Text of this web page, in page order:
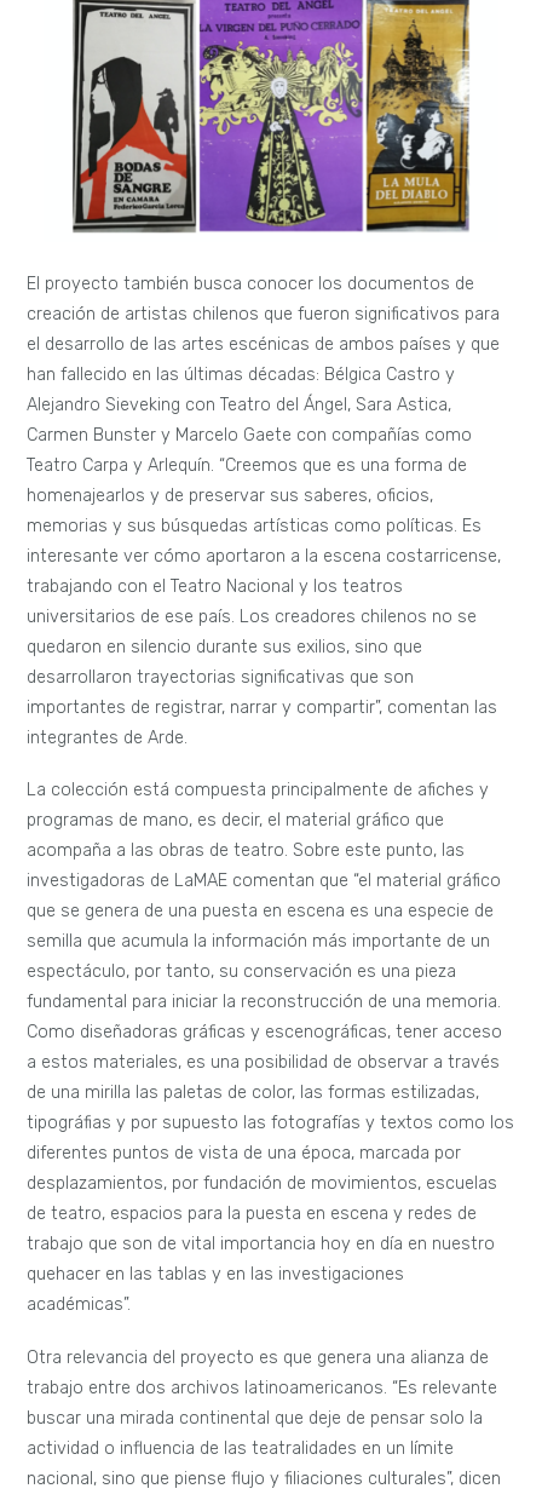
El proyecto también busca conocer los documentos de
creación de artistas chilenos que fueron significativos para
el desarrollo de las artes escénicas de ambos países y que
han fallecido en las últimas décadas: Bélgica Castro y
Alejandro Sieveking con Teatro del Ángel, Sara Astica,
Carmen Bunster y Marcelo Gaete con compañías como
Teatro Carpa y Arlequín. “Creemos que es una forma de
homenajearlos y de preservar sus saberes, oficios,
memorias y sus búsquedas artísticas como políticas. Es
interesante ver cómo aportaron a la escena costarricense,
trabajando con el Teatro Nacional y los teatros
universitarios de ese país. Los creadores chilenos no se
quedaron en silencio durante sus exilios, sino que
desarrollaron trayectorias significativas que son
importantes de registrar, narrar y compartir”, comentan las
integrantes de Arde.
La colección está compuesta principalmente de afiches y
programas de mano, es decir, el material gráfico que
acompaña a las obras de teatro. Sobre este punto, las
investigadoras de LaMAE comentan que “el material gráfico
que se genera de una puesta en escena es una especie de
semilla que acumula la información más importante de un
espectáculo, por tanto, su conservación es una pieza
fundamental para iniciar la reconstrucción de una memoria.
Como diseñadoras gráficas y escenográficas, tener acceso
a estos materiales, es una posibilidad de observar a través
de una mirilla las paletas de color, las formas estilizadas,
tipográfias y por supuesto las fotografías y textos como los
diferentes puntos de vista de una época, marcada por
desplazamientos, por fundación de movimientos, escuelas
de teatro, espacios para la puesta en escena y redes de
trabajo que son de vital importancia hoy en día en nuestro
quehacer en las tablas y en las investigaciones
académicas”.
Otra relevancia del proyecto es que genera una alianza de
trabajo entre dos archivos latinoamericanos. “Es relevante
buscar una mirada continental que deje de pensar solo la
actividad o influencia de las teatralidades en un límite
nacional, sino que piense flujo y filiaciones culturales”, dicen